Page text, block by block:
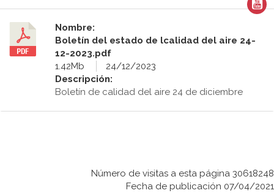
Nombre:
Boletín del estado de lcalidad del aire 24-
12-2023.pdf
1.42Mb
24/12/2023
Descripción:
Boletín de calidad del aire 24 de diciembre
Número de visitas a esta página 30618248
Fecha de publicación 07/04/2021